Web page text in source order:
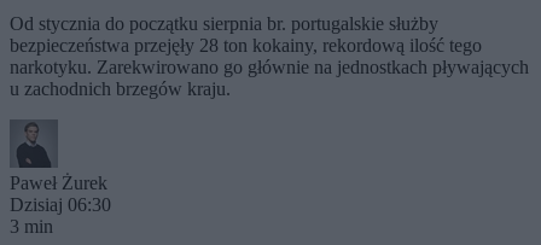
Od stycznia do początku sierpnia br. portugalskie służby
bezpieczeństwa przejęły 28 ton kokainy, rekordową ilość tego
narkotyku. Zarekwirowano go głównie na jednostkach pływających
u zachodnich brzegów kraju.
Paweł Żurek
Dzisiaj 06:30
3 min